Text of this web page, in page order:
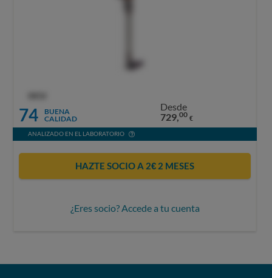
74
BUENA
CALIDAD
Desde
729,00 €
ANALIZADO EN EL LABORATORIO
HAZTE SOCIO A 2€ 2 MESES
¿Eres socio? Accede a tu cuenta